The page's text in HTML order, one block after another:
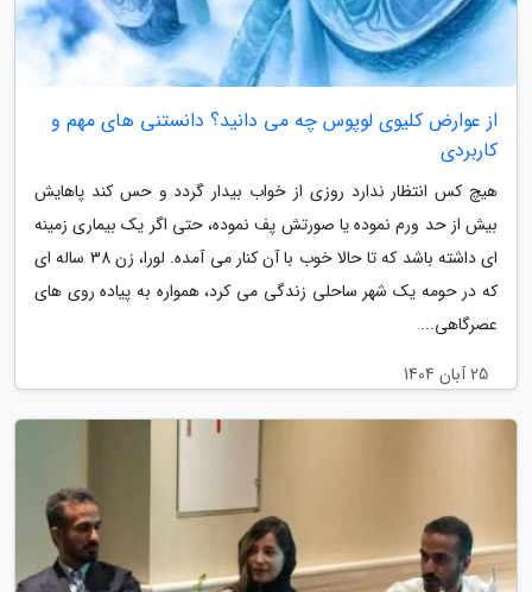
از عوارض کلیوی لوپوس چه می دانید؟ دانستنی های مهم و
کاربردی
هیچ کس انتظار ندارد روزی از خواب بیدار گردد و حس کند پاهایش
بیش از حد ورم نموده یا صورتش پف نموده، حتی اگر یک بیماری زمینه
ای داشته باشد که تا حالا خوب با آن کنار می آمده. لورا، زن 38 ساله ای
که در حومه یک شهر ساحلی زندگی می کرد، همواره به پیاده روی های
عصرگاهی...
25 آبان 1404